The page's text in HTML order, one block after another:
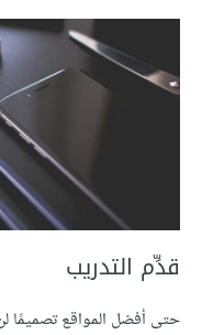
قدِّم التدريب
حتى أفضل المواقع تصميمًا